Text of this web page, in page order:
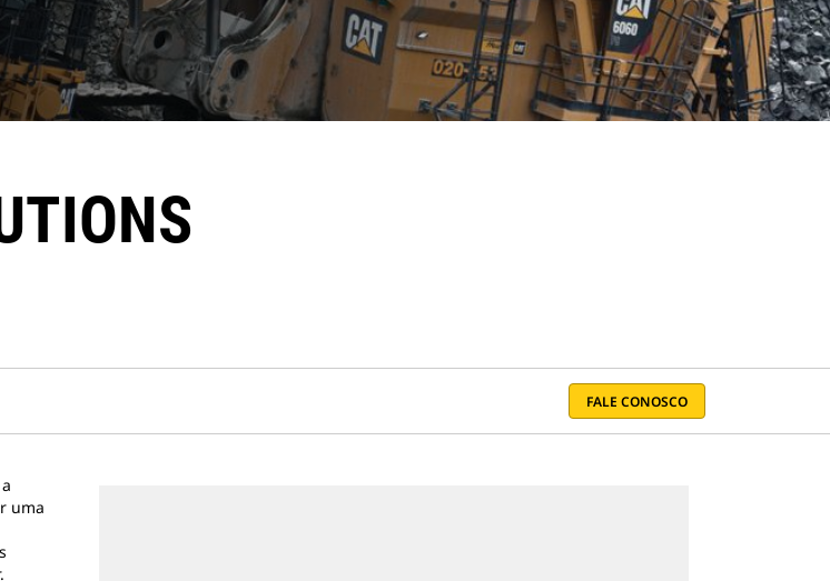
FALE CONOSCO
uma